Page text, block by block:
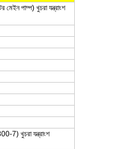
পাম্প) খুচরা যন্ত্রাংশ
খুচরা যন্ত্রাংশ